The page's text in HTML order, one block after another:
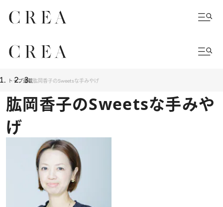
トップ連載肱岡香子のSweetsな手みやげ
肱岡香子のSweetsな手みや
げ